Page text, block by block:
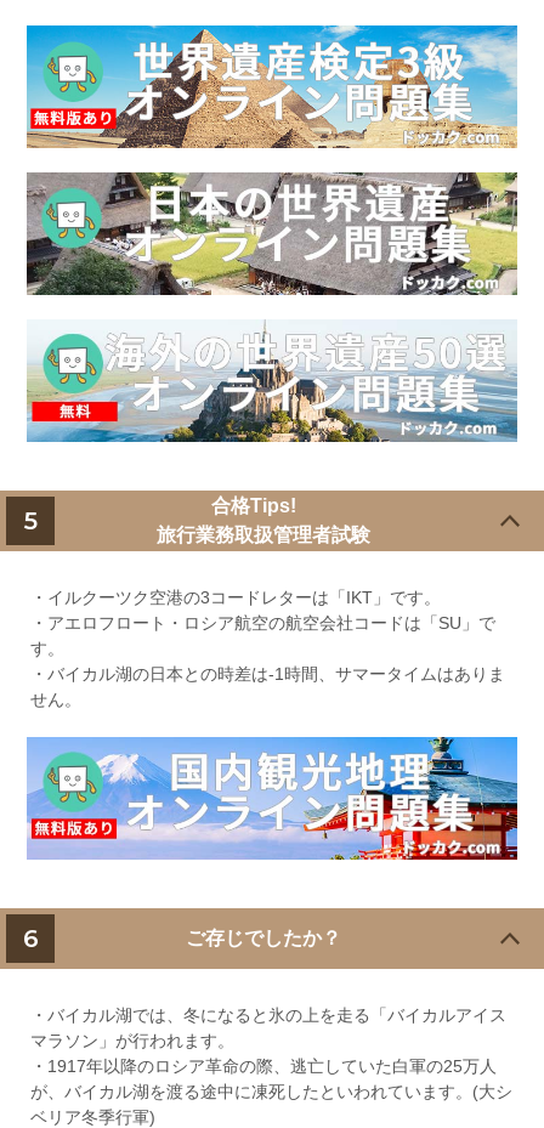
5
合格Tips!
旅行業務取扱管理者試験
・イルクーツク空港の3コードレターは「IKT」です。
・アエロフロート・ロシア航空の航空会社コードは「SU」で
す。
・バイカル湖の日本との時差は-1時間、サマータイムはありま
せん。
6 ご存じでしたか？
・バイカル湖では、冬になると氷の上を走る「バイカルアイス
マラソン」が行われます。
・1917年以降のロシア革命の際、逃亡していた白軍の25万人
が、バイカル湖を渡る途中に凍死したといわれています。(大シ
ベリア冬季行軍)